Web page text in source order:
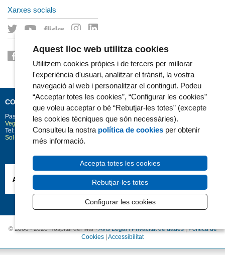
Xarxes socials
CONTACTE
Passeig Marítim 25-29 Barcelona 08003
Vegeu la situació a Google Maps
Tel: 93 248 30 00 · Fax: 93 248 32 54
Sol·licitud d'informació
© 2006 - 2026 Hospital del Mar ·Avís Legal i Privacitat de dades|Política de
Cookies Accessibilitat
Aquest lloc web utilitza cookies
Utilitzem cookies pròpies i de tercers per millorar
l'experiència d'usuari, analitzar el trànsit, la vostra
navegació al web i personalitzar el contingut. Podeu
“Acceptar totes les cookies”, “Configurar les cookies”
que voleu acceptar o bé “Rebutjar-les totes” (excepte
les cookies tècniques que són necessàries).
Consulteu la nostra política de cookies per obtenir
més informació.
Accepta totes les cookies
Rebutjar-les totes
Configurar les cookies